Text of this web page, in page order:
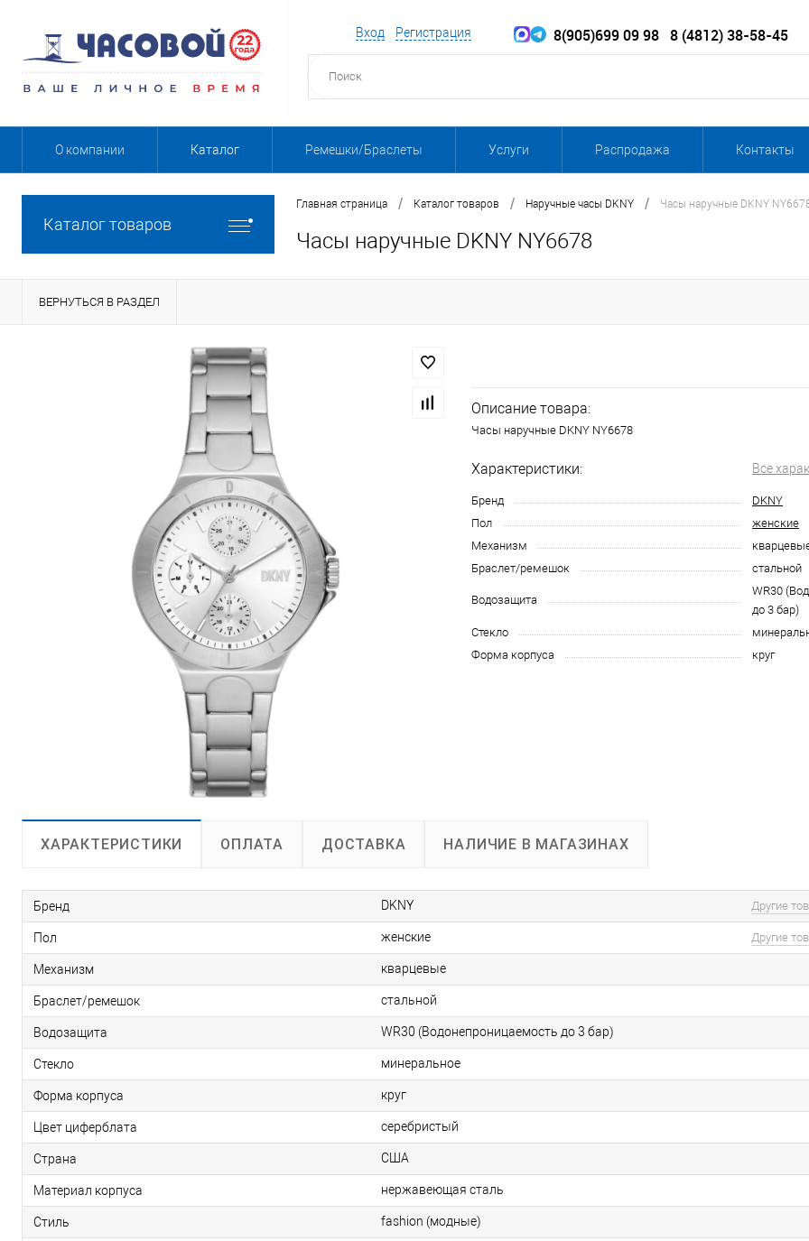
Вход Регистрация 8(905)699 09 98 8 (4812) 38-58-45
О компании Каталог Ремешки/Браслеты Услуги Распродажа Контакты
Каталог товаров
Главная страница / Каталог товаров / Наручные часы DKNY / Часы наручные DKNY
Часы наручные DKNY NY6678
ВЕРНУТЬСЯ В РАЗДЕЛ
Описание товара:
Часы наручные DKNY NY6678
Характеристики: Все
Бренд
DKNY
Пол
женские
Механизм
Браслет/ремешок
стальной
Водозащита
WR30
до 3 бар)
Стекло
Форма корпуса
круг
ХАРАКТЕРИСТИКИ ОПЛАТА ДОСТАВКА НАЛИЧИЕ В МАГАЗИНАХ
Бренд DKNY Другие
Пол женские Другие
Механизм кварцевые
Браслет/ремешок стальной
Водозащита WR30 (Водонепроницаемость до 3 бар)
Стекло минеральное
Форма корпуса круг
Цвет циферблата серебристый
Страна США
Материал корпуса нержавеющая сталь
Стиль fashion (модные)